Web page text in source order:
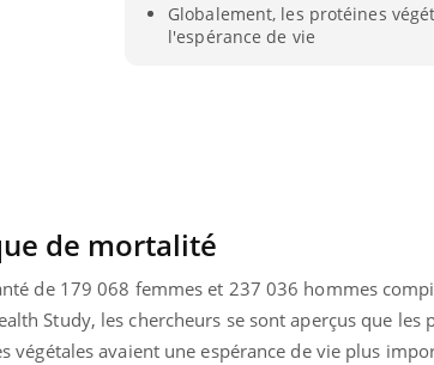
Globalement, les protéines
l'espérance de vie
de mortalité
de179 068 femmes et 237 036 hommes
Study, les chercheurs se sont aperçus que les
végétales avaient une espérance de vie plus